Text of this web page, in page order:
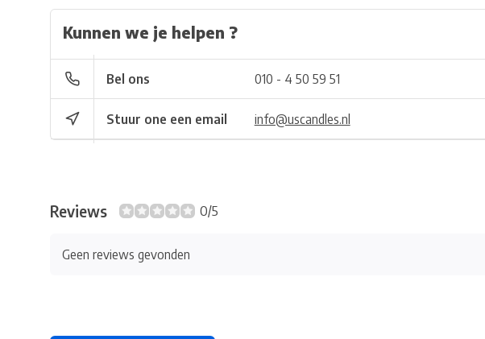
Kunnen we je helpen ?
Bel ons 010 - 4 50 59 51
Stuur one een email info@uscandles.nl
Reviews 0/5
Geen reviews gevonden